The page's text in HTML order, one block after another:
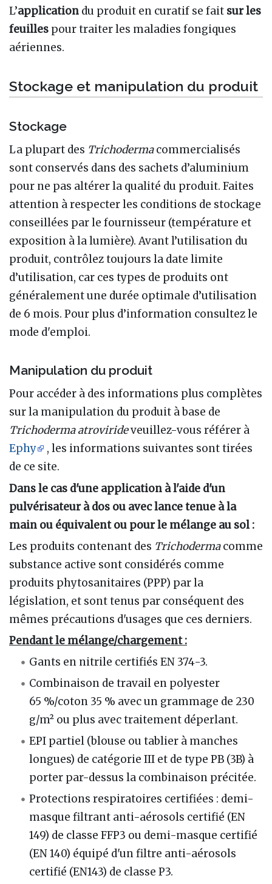
L’application du produit en curatif se fait sur les
feuilles pour traiter les maladies fongiques
aériennes.
Stockage et manipulation du produit
Stockage
La plupart des Trichodermacommercialisés
sont conservés dans des sachets d’aluminium
pour ne pas altérer la qualité du produit. Faites
attention à respecter les conditions de stockage
conseillées par le fournisseur (température et
exposition à la lumière). Avant l’utilisation du
produit, contrôlez toujours la date limite
d’utilisation, car ces types de produits ont
généralement une durée optimale d’utilisation
de 6 mois. Pour plus d’information consultez le
mode d'emploi.
Manipulation du produit
Pour accéder à des informations plus complètes
sur la manipulation du produit à base de
Trichoderma atrovirideveuillez-vous référer à
Ephy
, les informations suivantes sont tirées
de ce site.
Dans le cas d'une application à l'aide d'un
pulvérisateur à dos ou avec lance tenue à la
main ou équivalent ou pour le mélange au sol :
Les produits contenant des Trichodermacomme
substance active sont considérés comme
produits phytosanitaires (PPP) par la
législation, et sont tenus par conséquent des
mêmes précautions d'usages que ces derniers.
Pendant le mélange/chargement :
Gants en nitrile certifiés EN 374-3.
Combinaison de travail en polyester
65 %/coton 35 % avec un grammage de 230
g/m² ou plus avec traitement déperlant.
EPI partiel (blouse ou tablier à manches
longues) de catégorie III et de type PB (3B) à
porter par-dessus la combinaison précitée.
Protections respiratoires certifiées : demi-
masque filtrant anti-aérosols certifié (EN
149) de classe FFP3 ou demi-masque certifié
(EN 140) équipé d'un filtre anti-aérosols
certifié (EN143) de classe P3.